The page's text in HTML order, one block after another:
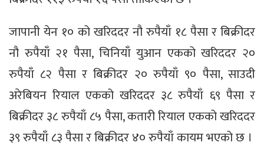
जापानी येन १० को खरिददर नौ रुपैयाँ १८ पैसा र बिक्रीदर
नौ रुपैयाँ २१ पैसा, चिनियाँ युआन एकको खरिददर २०
रुपैयाँ ८२ पैसा र बिक्रीदर २० रुपैयाँ ९० पैसा, साउदी
अरेबियन रियाल एकको खरिददर ३८ रुपैयाँ ६९ पैसा र
बिक्रीदर ३८ रुपैयाँ ८५ पैसा, कतारी रियाल एकको खरिददर
३९ रुपैयाँ ८३ पैसा र बिक्रीदर ४० रुपैयाँ कायम भएको छ ।